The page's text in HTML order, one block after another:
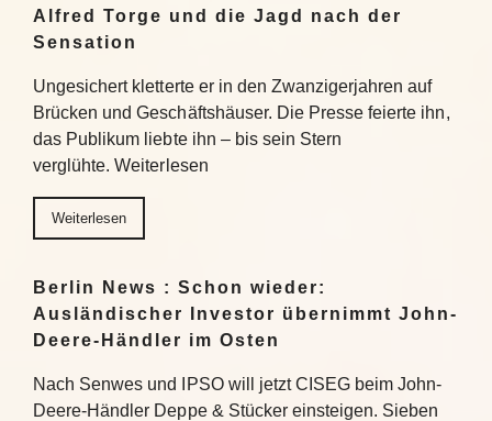
Alfred Torge und die Jagd nach der
Sensation
Ungesichert kletterte er in den Zwanzigerjahren auf
Brücken und Geschäftshäuser. Die Presse feierte ihn,
das Publikum liebte ihn – bis sein Stern
verglühte. Weiterlesen
Weiterlesen
Berlin News : Schon wieder:
Ausländischer Investor übernimmt John-
Deere-Händler im Osten
Nach Senwes und IPSO will jetzt CISEG beim John-
Deere-Händler Deppe & Stücker einsteigen. Sieben